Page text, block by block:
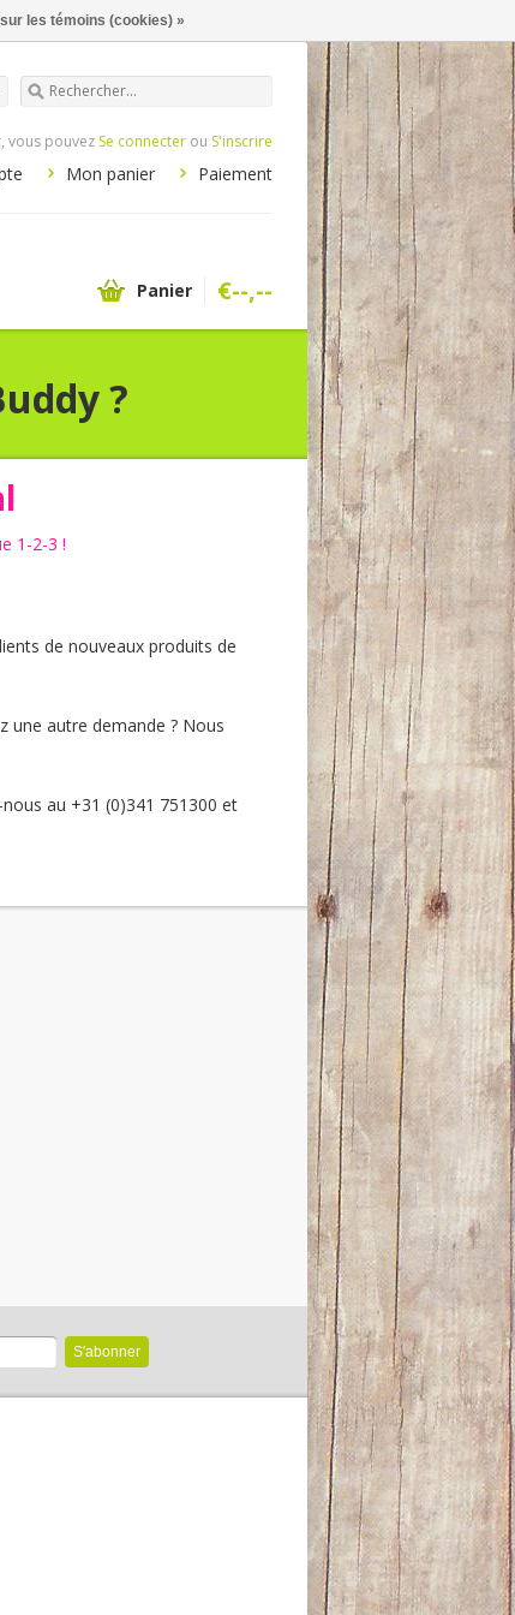
vous pouvez Se connecter ou S'inscrire
Mon panier Paiement
Panier €--,--
?
1-2-3 !
de nouveaux produits de
une autre demande ? Nous
au +31 (0)341 751300 et
S'abonner
les témoins (cookies) »